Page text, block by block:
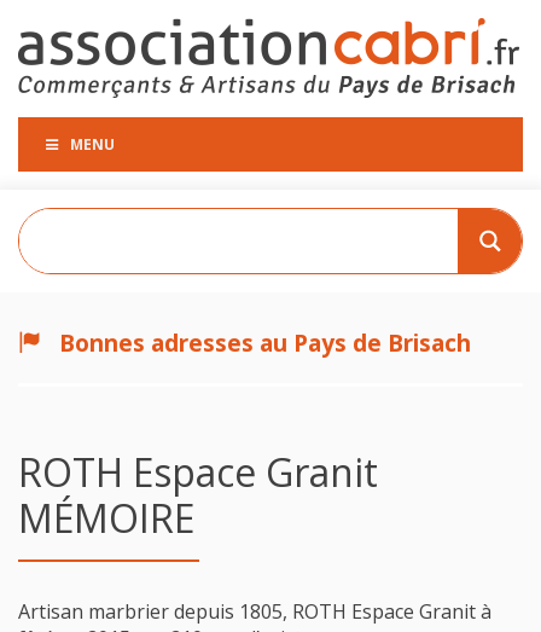
MENU
Bonnes adresses au Pays de Brisach
ROTH Espace Granit
MÉMOIRE
Artisan marbrier depuis 1805, ROTH Espace Granit à